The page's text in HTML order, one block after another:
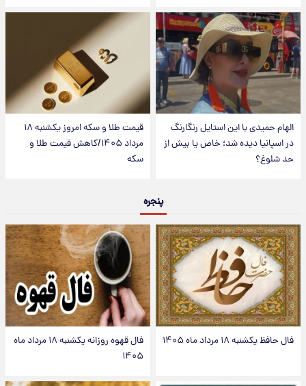
الهام حمیدی با این استایل رنگارنگ
در اسپانیا دیده شد؛ خاص یا بیش از
حد شلوغ؟
قیمت طلا و سکه امروز یکشنبه ۱۸
مرداد ۱۴۰۵/کاهش قیمت طلا و
سکه
پنجره
فال حافظ یکشنبه ۱۸ مرداد ماه ۱۴۰۵
فال قهوه روزانه یکشنبه ۱۸ مرداد ماه
۱۴۰۵